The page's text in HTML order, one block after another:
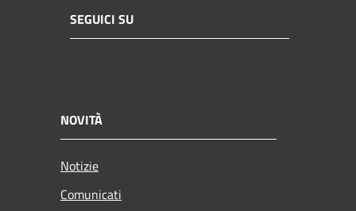
SEGUICI SU
NOVITÀ
Notizie
Comunicati